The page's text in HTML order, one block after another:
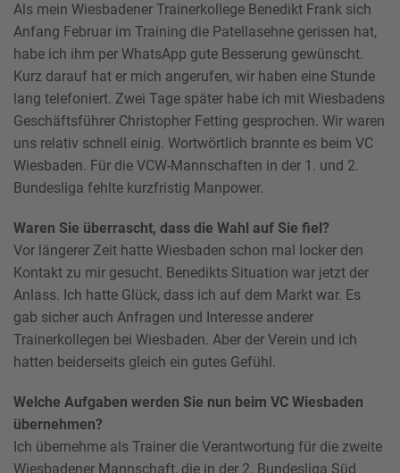
Als mein Wiesbadener Trainerkollege Benedikt Frank sich
Anfang Februar im Training die Patellasehne gerissen hat,
habe ich ihm per WhatsApp gute Besserung gewünscht.
Kurz darauf hat er mich angerufen, wir haben eine Stunde
lang telefoniert. Zwei Tage später habe ich mit Wiesbadens
Geschäftsführer Christopher Fetting gesprochen. Wir waren
uns relativ schnell einig. Wortwörtlich brannte es beim VC
Wiesbaden. Für die VCW-Mannschaften in der 1. und 2.
Bundesliga fehlte kurzfristig Manpower.
Waren Sie überrascht, dass die Wahl auf Sie fiel?
Vor längerer Zeit hatte Wiesbaden schon mal locker den
Kontakt zu mir gesucht. Benedikts Situation war jetzt der
Anlass. Ich hatte Glück, dass ich auf dem Markt war. Es
gab sicher auch Anfragen und Interesse anderer
Trainerkollegen bei Wiesbaden. Aber der Verein und ich
hatten beiderseits gleich ein gutes Gefühl.
Welche Aufgaben werden Sie nun beim VC Wiesbaden
übernehmen?
Ich übernehme als Trainer die Verantwortung für die zweite
Wiesbadener Mannschaft, die in der 2. Bundesliga Süd